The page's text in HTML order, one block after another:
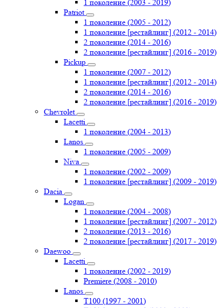
1 поколение (2003 - 2019)
Patriot
1 поколение (2005 - 2012)
1 поколение [рестайлинг] (2012 - 2014)
2 поколение (2014 - 2016)
2 поколение [рестайлинг] (2016 - 2019)
Pickup
1 поколение (2007 - 2012)
1 поколение [рестайлинг] (2012 - 2014)
2 поколение (2014 - 2016)
2 поколение [рестайлинг] (2016 - 2019)
Chevrolet
Lacetti
1 поколение (2004 - 2013)
Lanos
1 поколение (2005 - 2009)
Niva
1 поколение (2002 - 2009)
1 поколение [рестайлинг] (2009 - 2019)
Dacia
Logan
1 поколение (2004 - 2008)
1 поколение [рестайлинг] (2007 - 2012)
2 поколение (2013 - 2016)
2 поколение [рестайлинг] (2017 - 2019)
Daewoo
Lacetti
1 поколение (2002 - 2019)
Premiere (2008 - 2010)
Lanos
T100 (1997 - 2001)